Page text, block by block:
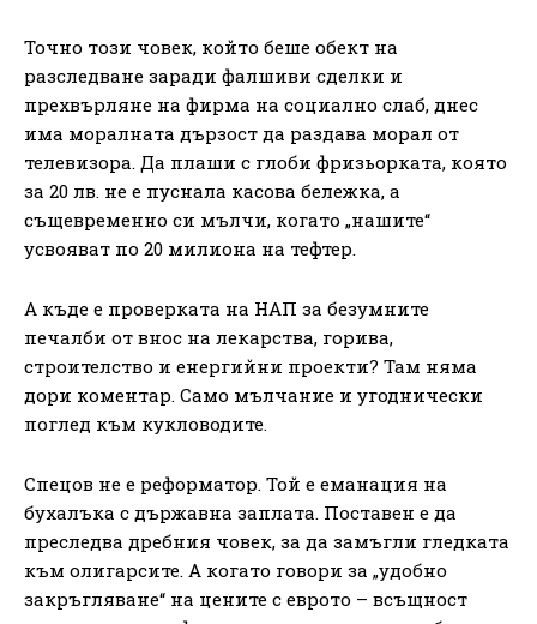
Точно този човек, който беше обект на
разследване заради фалшиви сделки и
прехвърляне на фирма на социално слаб, днес
има моралната дързост да раздава морал от
телевизора. Да плаши с глоби фризьорката, която
за 20 лв. не е пуснала касова бележка, а
същевременно си мълчи, когато „нашите“
усвояват по 20 милиона на тефтер.
А къде е проверката на НАП за безумните
печалби от внос на лекарства, горива,
строителство и енергийни проекти? Там няма
дори коментар. Само мълчание и угоднически
поглед към кукловодите.
Спецов не е реформатор. Той е еманация на
бухалъка с държавна заплата. Поставен е да
преследва дребния човек, за да замъгли гледката
към олигарсите. А когато говори за „удобно
закръгляване“ на цените с еврото – всъщност